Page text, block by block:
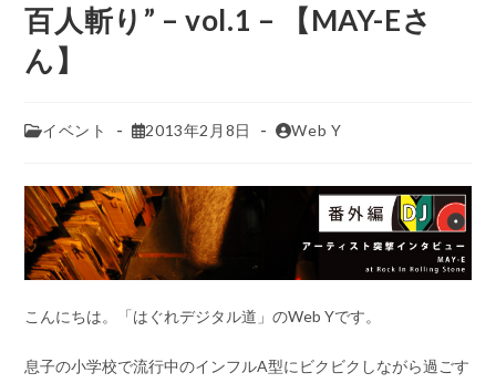
百人斬り” – vol.1 – 【MAY-Eさ
ん】
イベント 2013年2月8日 Web Y
こんにちは。「はぐれデジタル道」のWeb Yです。
息子の小学校で流行中のインフルA型にビクビクしながら過ごす